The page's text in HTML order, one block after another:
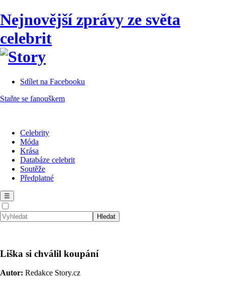
Nejnovější zprávy ze světa
celebrit
Sdílet na Facebooku
Staňte se fanouškem
Celebrity
Móda
Krása
Databáze celebrit
Soutěže
Předplatné
☰
Liška si chválil koupání
Autor: Redakce Story.cz